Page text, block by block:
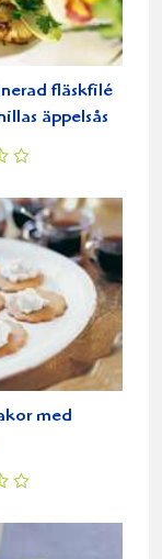
fläskfilé
äppelsås
med